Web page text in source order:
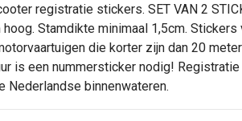
registratie stickers. SET VAN 2
Stamdikte minimaal 1,5cm.
die korter zijn dan 20
is een nummersticker nodig!
Nederlandse binnenwateren.